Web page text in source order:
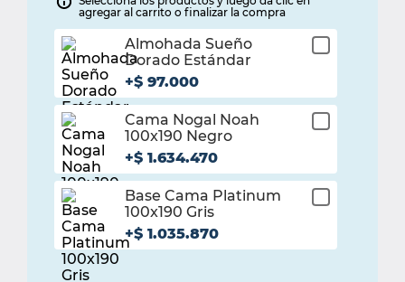
agregar al carrito o finalizar la compra
Almohada Sueño
Dorado Estándar
+$ 97.000
¡Listo!
Haz agregado con
Cama Nogal Noah
100x190 Negro
+$ 1.634.470
¡Listo!
Haz agregado con
éxito este producto
Base Cama Platinum
100x190 Gris
+$ 1.035.870
¡Listo!
Haz agregado con
éxito este producto